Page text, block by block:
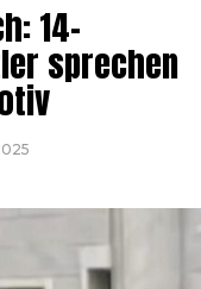
14-
sprechen